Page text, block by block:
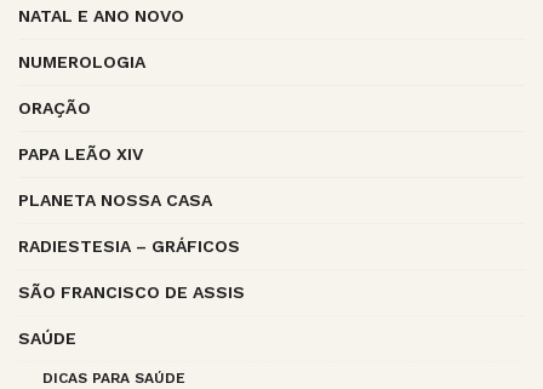
NATAL E ANO NOVO
NUMEROLOGIA
ORAÇÃO
PAPA LEÃO XIV
PLANETA NOSSA CASA
RADIESTESIA – GRÁFICOS
SÃO FRANCISCO DE ASSIS
SAÚDE
DICAS PARA SAÚDE